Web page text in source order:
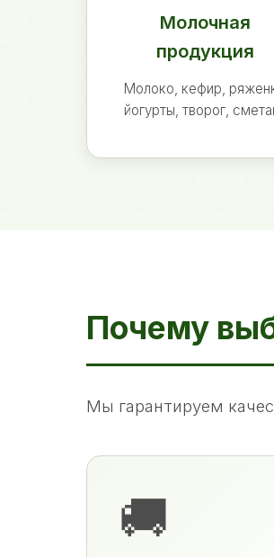
Молочная
продукция
Молоко, кефир,
йогурты, творог,
Почему
Мы гарантируем
🚚